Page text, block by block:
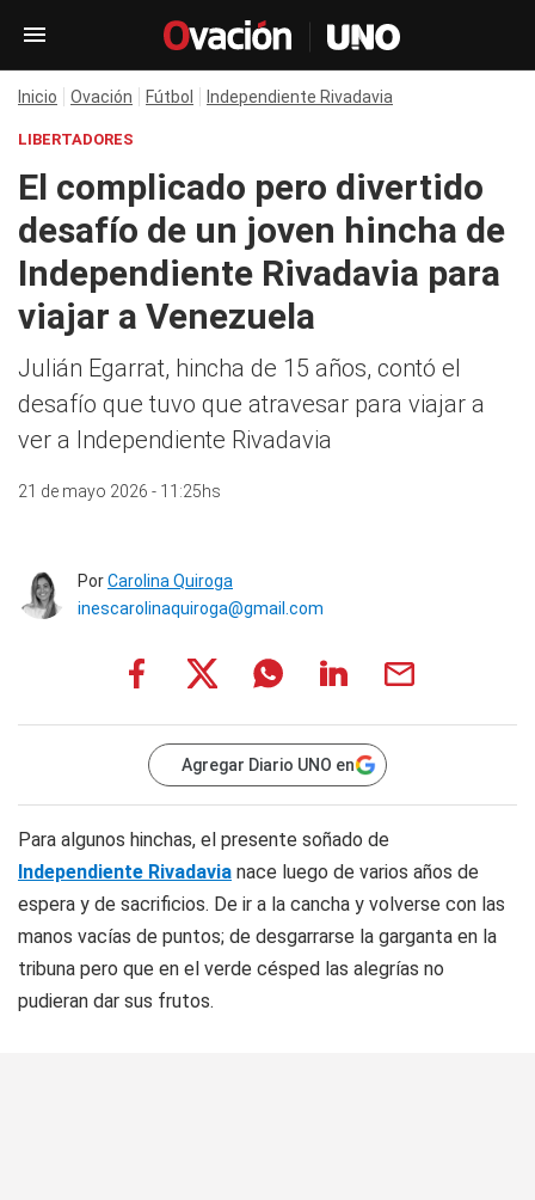
Inicio Ovación Fútbol Independiente Rivadavia
LIBERTADORES
El complicado pero divertido
desafío de un joven hincha de
Independiente Rivadavia para
viajar a Venezuela
Julián Egarrat, hincha de 15 años, contó el
desafío que tuvo que atravesar para viajar a
ver a Independiente Rivadavia
21 de mayo 2026 - 11:25hs
PorCarolina Quiroga
inescarolinaquiroga@gmail.com
Agregar Diario UNO en
Para algunos hinchas, el presente soñado de
Independiente Rivadavia nace luego de varios años de
espera y de sacrificios. De ir a la cancha y volverse con las
manos vacías de puntos; de desgarrarse la garganta en la
tribuna pero que en el verde césped las alegrías no
pudieran dar sus frutos.